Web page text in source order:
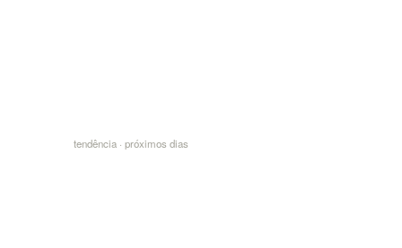
tendência · próximos dias